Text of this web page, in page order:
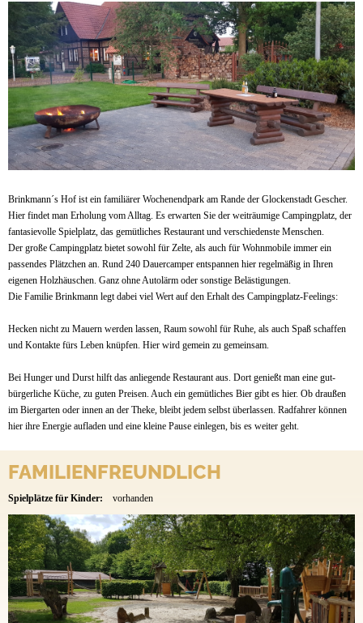
Brinkmann´s Hof ist ein familiärer Wochenendpark am Rande der Glockenstadt Gescher.
Hier findet man Erholung vom Alltag. Es erwarten Sie der weiträumige Campingplatz, der
fantasievolle Spielplatz, das gemütliches Restaurant und verschiedenste Menschen.
Der große Campingplatz bietet sowohl für Zelte, als auch für Wohnmobile immer ein
passendes Plätzchen an. Rund 240 Dauercamper entspannen hier regelmäßig in Ihren
eigenen Holzhäuschen. Ganz ohne Autolärm oder sonstige Belästigungen.
Die Familie Brinkmann legt dabei viel Wert auf den Erhalt des Campingplatz-Feelings:
Hecken nicht zu Mauern werden lassen, Raum sowohl für Ruhe, als auch Spaß schaffen
und Kontakte fürs Leben knüpfen. Hier wird gemein zu gemeinsam.
Bei Hunger und Durst hilft das anliegende Restaurant aus. Dort genießt man eine gut-
bürgerliche Küche, zu guten Preisen. Auch ein gemütliches Bier gibt es hier. Ob draußen
im Biergarten oder innen an der Theke, bleibt jedem selbst überlassen. Radfahrer können
hier ihre Energie aufladen und eine kleine Pause einlegen, bis es weiter geht.
FAMILIENFREUNDLICH
Spielplätze für Kinder: vorhanden